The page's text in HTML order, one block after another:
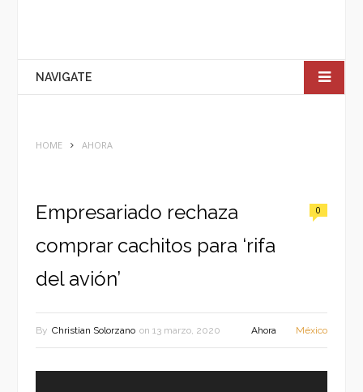
NAVIGATE
HOME AHORA
Empresariado rechaza
comprar cachitos para ‘rifa
del avión’
0
By Christian Solorzano on 13 marzo, 2020 Ahora México